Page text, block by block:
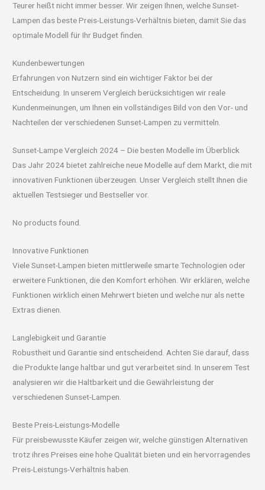
Teurer heißt nicht immer besser. Wir zeigen Ihnen, welche Sunset-
Lampen das beste Preis-Leistungs-Verhältnis bieten, damit Sie das
optimale Modell für Ihr Budget finden.
Kundenbewertungen
Erfahrungen von Nutzern sind ein wichtiger Faktor bei der
Entscheidung. In unserem Vergleich berücksichtigen wir reale
Kundenmeinungen, um Ihnen ein vollständiges Bild von den Vor- und
Nachteilen der verschiedenen Sunset-Lampen zu vermitteln.
Sunset-Lampe Vergleich 2024 – Die besten Modelle im Überblick
Das Jahr 2024 bietet zahlreiche neue Modelle auf dem Markt, die mit
innovativen Funktionen überzeugen. Unser Vergleich stellt Ihnen die
aktuellen Testsieger und Bestseller vor.
No products found.
Innovative Funktionen
Viele Sunset-Lampen bieten mittlerweile smarte Technologien oder
erweitere Funktionen, die den Komfort erhöhen. Wir erklären, welche
Funktionen wirklich einen Mehrwert bieten und welche nur als nette
Extras dienen.
Langlebigkeit und Garantie
Robustheit und Garantie sind entscheidend. Achten Sie darauf, dass
die Produkte lange haltbar und gut verarbeitet sind. In unserem Test
analysieren wir die Haltbarkeit und die Gewährleistung der
verschiedenen Sunset-Lampen.
Beste Preis-Leistungs-Modelle
Für preisbewusste Käufer zeigen wir, welche günstigen Alternativen
trotz ihres Preises eine hohe Qualität bieten und ein hervorragendes
Preis-Leistungs-Verhältnis haben.